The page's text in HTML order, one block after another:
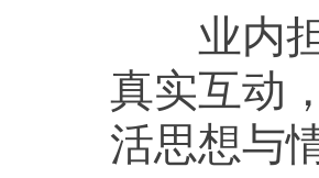
业内担
真实互动
活思想与